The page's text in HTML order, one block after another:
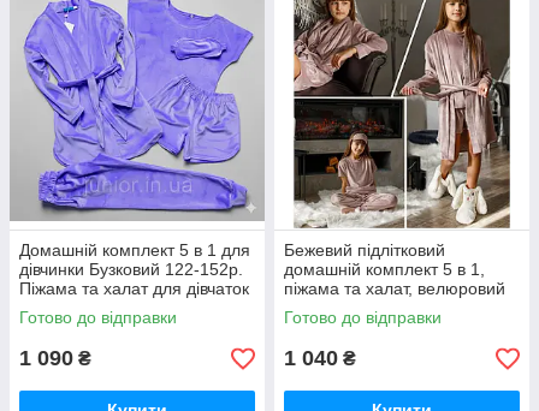
Домашній комплект 5 в 1 для
дівчинки Бузковий 122-152р.
Піжама та халат для дівчаток
Велюровий комплект
Готово до відправки
1 090 ₴
Бежевий підлітковий
домашній комплект 5 в 1,
піжама та халат, велюровий
комплект
Готово до відправки
1 040 ₴